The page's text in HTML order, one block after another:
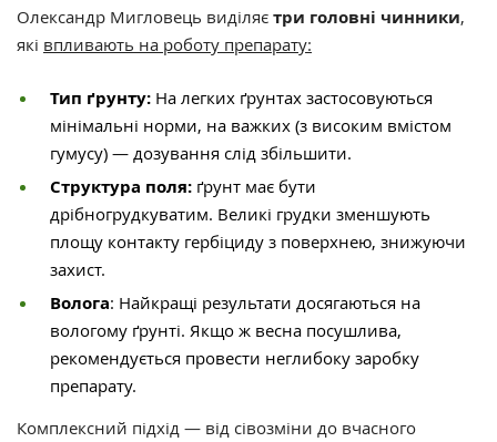
Олександр Мигловець виділяє три головні чинники,
які впливають на роботу препарату:
Тип ґрунту: На легких ґрунтах застосовуються
мінімальні норми, на важких (з високим вмістом
гумусу) — дозування слід збільшити.
Структура поля: ґрунт має бути
дрібногрудкуватим. Великі грудки зменшують
площу контакту гербіциду з поверхнею, знижуючи
захист.
Волога: Найкращі результати досягаються на
вологому ґрунті. Якщо ж весна посушлива,
рекомендується провести неглибоку заробку
препарату.
Комплексний підхід — від сівозміни до вчасного